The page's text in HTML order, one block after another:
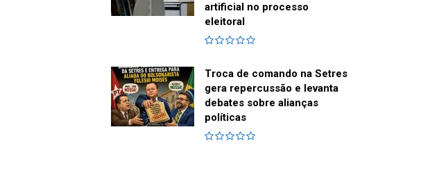
artificial no processo
eleitoral
Troca de comando na Setres
gera repercussão e levanta
debates sobre alianças
políticas